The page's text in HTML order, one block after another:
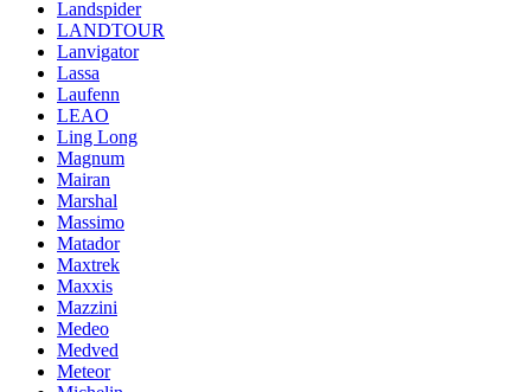
Landspider
LANDTOUR
Lanvigator
Lassa
Laufenn
LEAO
Ling Long
Magnum
Mairan
Marshal
Massimo
Matador
Maxtrek
Maxxis
Mazzini
Medeo
Medved
Meteor